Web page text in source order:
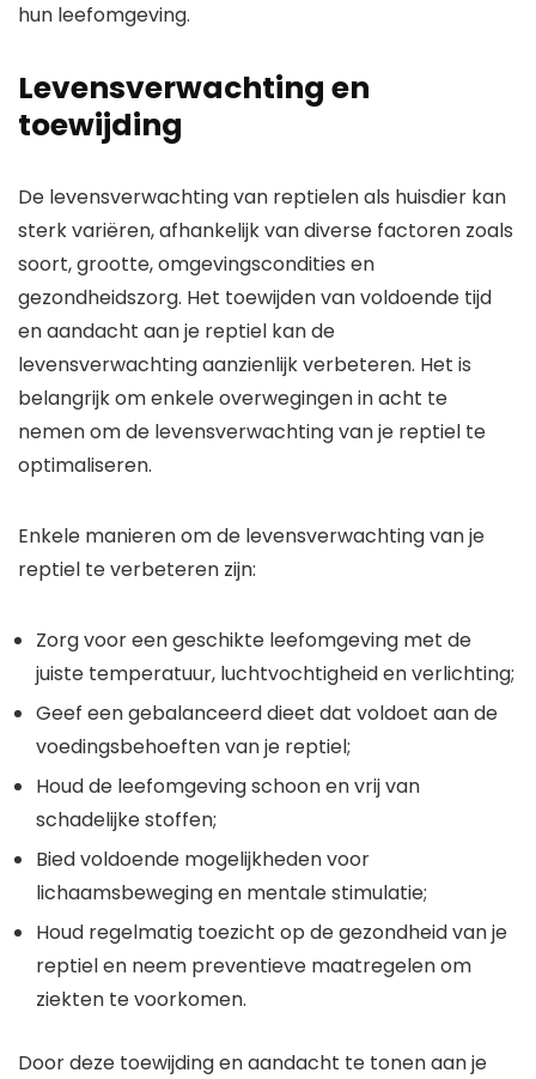
hun leefomgeving.
Levensverwachting en
toewijding
De levensverwachting van reptielen als huisdier kan
sterk variëren, afhankelijk van diverse factoren zoals
soort, grootte, omgevingscondities en
gezondheidszorg. Het toewijden van voldoende tijd
en aandacht aan je reptiel kan de
levensverwachting aanzienlijk verbeteren. Het is
belangrijk om enkele overwegingen in acht te
nemen om de levensverwachting van je reptiel te
optimaliseren.
Enkele manieren om de levensverwachting van je
reptiel te verbeteren zijn:
Zorg voor een geschikte leefomgeving met de
juiste temperatuur, luchtvochtigheid en verlichting;
Geef een gebalanceerd dieet dat voldoet aan de
voedingsbehoeften van je reptiel;
Houd de leefomgeving schoon en vrij van
schadelijke stoffen;
Bied voldoende mogelijkheden voor
lichaamsbeweging en mentale stimulatie;
Houd regelmatig toezicht op de gezondheid van je
reptiel en neem preventieve maatregelen om
ziekten te voorkomen.
Door deze toewijding en aandacht te tonen aan je